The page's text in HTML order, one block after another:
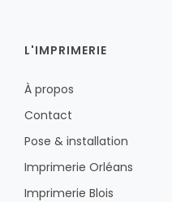
L'IMPRIMERIE
À propos
Contact
Pose & installation
Imprimerie Orléans
Imprimerie Blois